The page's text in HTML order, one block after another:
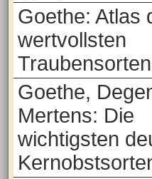
Goethe: Atlas
wertvollsten
Goethe,
Mertens: Die
wichtigsten